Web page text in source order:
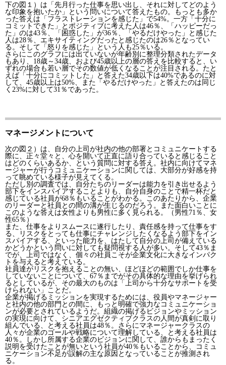
下の図１）は「先月行った仕事を思い出し、それに対してどのよう
な印象を抱いたか」という問いについて答えたもの。もっとも多か
った答えは「フラストレーションを感じた」で54%。一方「十分に
コミットできた」とポジティブに考えた人は46％、「ハッピーだっ
た」のは43％、「困惑した」が36％、「やるだけやった」と感じた
人は28％、エキサイティングだったと感じたのは26％となってい
る。そして「怒りを感じた」という人も25％いる。
さらにこのグラフには出ていないが年齢別に整理分類されたデータ
もあり、18歳～34歳、および45歳以上の層の答えを比較すると、い
ずれの場合も若い層でその数値が低くなることが注目される。たと
えば「十分にコミットした」と答えた34歳以下は40%であるのに対
して、45歳以上は50%、また「やるだけやった」と答えたのは同じ
く23%に対して31％であった。
マネージメントについて
次の図２）は、自分の上司が社内の他の部署とコミュニケートする
際に、正々堂々と、心を開いて正直に語り合っていると感じること
はどのくらいあるか、という質問に対する答え。社内に向けてマネ
ージャーが行うコミュニケーションに関しては、大部分が好感を持
って眺めている様子が見えてくる。
ただし別の調査では、自分たちのリーダーは能力を引き出せるよう
部下をインスパイアすることよりも、自分自身のことで精一杯だと
感じている社員が68％もいることがわかる。このあたりから、企業
のリーダーと社員との間の溝が生じるのだろう。また面白いことに
このような答えは女性よりも男性に多く見られる。（男性71％、女
性65％）
また、仕事をよりスムースに遂行したり、責任感を持って仕事をす
る、リスクをとっても仕事にチャレンジしたくなるよう部下をイン
スパイアする、といった能力を、はたして自分の上司が備えている
かどうかという問いに対しても疑問視する人が多い。そして43％ま
でが、上司ではなく、個々の社員こそが企業文化に大きなインパク
トを与えると考えている。
社員達がリスクを抱えることの無い、ほどほどの範囲でしか仕事を
していないことについて、67％までがその具体的な理由を挙げられ
るとしているが、その最大のものは「上司から十分なサポートを受
けられない」ことだ。
企業が掲げるミッションを実現するためには、役員やマネージャー
と社内の他の部門との間に、もっと明確で強力なコミュニケーショ
ンが必要とされているようだ。組織の掲げるビジョンやミッション
の実現に向けて、シニアエグゼクティブクラスの人間が真剣に取り
組んでいる、と考える社員は48％。さらにマネージャークラスの
人々が企業のゴールや戦略について理解している、と考える社員は
40％。しかし所属する企業のビジョンに関して、誰からもまったく
説明を受けたことが無いという社員が40％もいることから、コミュ
ニケーション不足が誤解の主な原因となっていることが推測され
る。